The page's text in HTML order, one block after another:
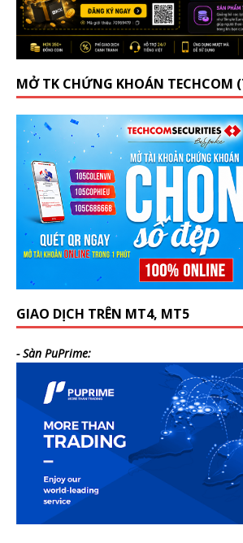
MỞ TK CHỨNG KHOÁN TECHCOM
GIAO DỊCH TRÊN MT4, MT5
- Sàn PuPrime: